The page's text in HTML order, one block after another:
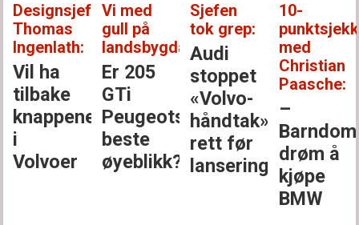
Designsjef
Thomas
Ingenlath:
Vil ha
tilbake
knappene
i
Volvoer
Vi med
gull på
landsbygda:
Er 205
GTi
Peugeots
beste
øyeblikk?
Sjefen
tok grep:
Audi
stoppet
«Volvo-
håndtak»
rett før
lansering
10-
med
Christian
Paasche:
–
drøm å
kjøpe
BMW